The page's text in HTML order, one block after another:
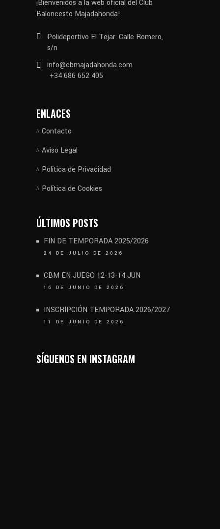
¡Bienvenidos a la web oficial del Club
Baloncesto Majadahonda!
Polideportivo El Tejar. Calle Romero,
s/n
info@cbmajadahonda.com
+34 686 652 405
ENLACES
Contacto
Aviso Legal
Política de Privacidad
Política de Cookies
ÚLTIMOS POSTS
FIN DE TEMPORADA 2025/2026
24 DE JULIO DE 2026
CBM EN JUEGO 12-13-14 JUN
16 DE JUNIO DE 2026
INSCRIPCIÓN TEMPORADA 2026/2027
11 DE JUNIO DE 2026
SÍGUENOS EN INSTAGRAM